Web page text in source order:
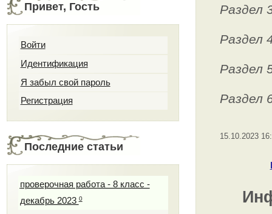
Раздел
Раздел
Раздел
Раздел
15.10.2023
Привет, Гость
Войти
Идентификация
Я забыл свой пароль
Регистрация
Последние статьи
проверочная работа - 8 класс -
декабрь 20230